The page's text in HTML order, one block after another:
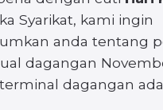
2024
WTI, Brent – ditutup
– ditutup pada 20:30
DowJones30,